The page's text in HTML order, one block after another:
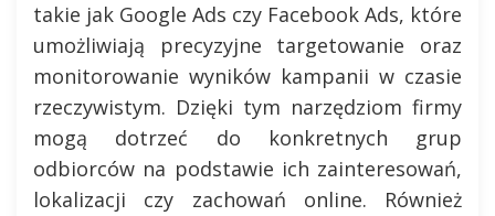
takie jak Google Ads czy Facebook Ads, które
umożliwiają precyzyjne targetowanie oraz
monitorowanie wyników kampanii w czasie
rzeczywistym. Dzięki tym narzędziom firmy
mogą dotrzeć do konkretnych grup
odbiorców na podstawie ich zainteresowań,
lokalizacji czy zachowań online. Również